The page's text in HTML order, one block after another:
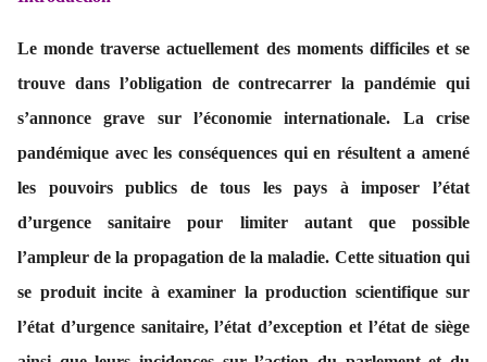
Le monde traverse actuellement des moments difficiles et se
trouve dans l’obligation de contrecarrer la pandémie qui
s’annonce grave sur l’économie internationale. La crise
pandémique avec les conséquences qui en résultent a amené
les pouvoirs publics de tous les pays à imposer l’état
d’urgence sanitaire pour limiter autant que possible
l’ampleur de la propagation de la maladie. Cette situation qui
se produit incite à examiner la production scientifique sur
l’état d’urgence sanitaire, l’état d’exception et l’état de siège